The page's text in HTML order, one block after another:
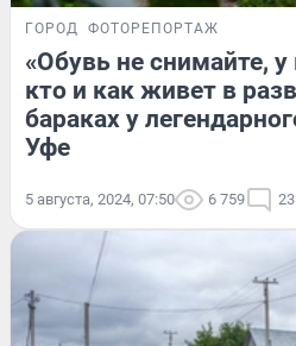
ГОРОД ФОТОРЕПОРТАЖ
«Обувь не снимайте,
кто и как живет в
бараках у
Уфе
5 августа, 2024, 07:50 6 759 23